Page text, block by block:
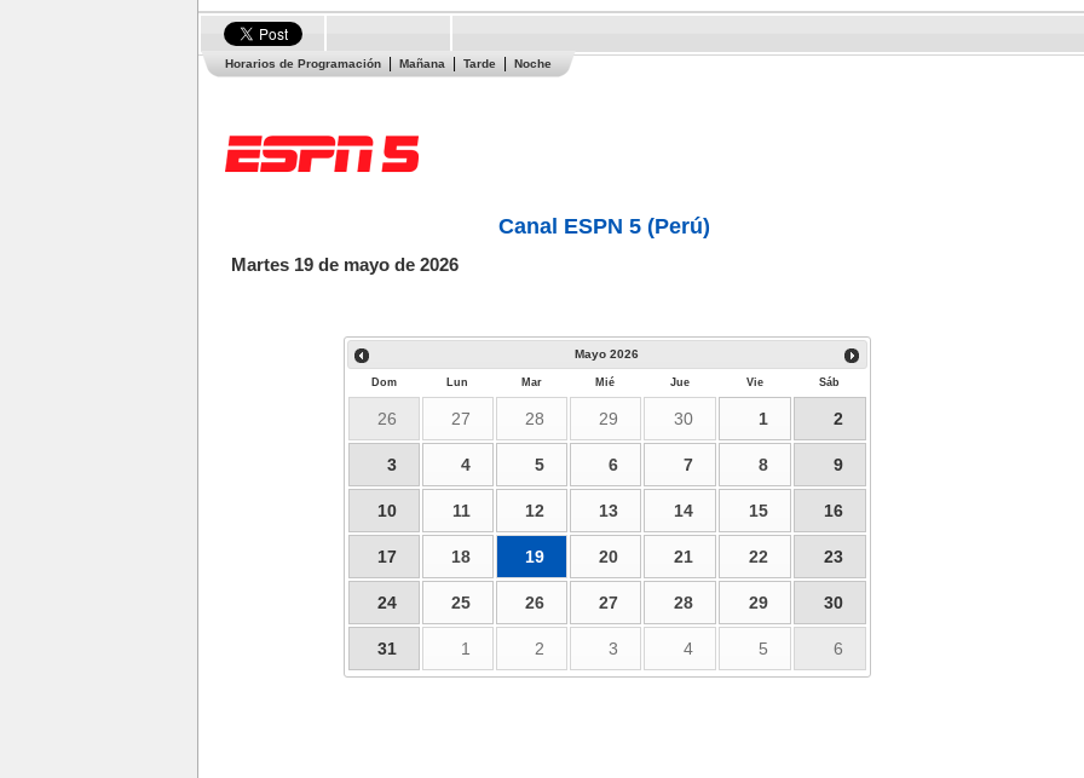
Horarios de Programación Mañana Tarde Noche
Canal ESPN 5 (Perú)
Martes 19 de mayo de 2026
Mayo 2026
Dom Lun Mar Mié Jue Vie Sáb
26 27 28 29 30 1 2
3 4 5 6 7 8 9
10 11 12 13 14 15 16
17 18 19 20 21 22 23
24 25 26 27 28 29 30
31 1 2 3 4 5 6